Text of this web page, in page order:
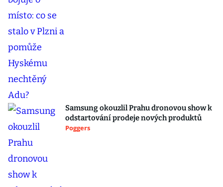
Samsung okouzlil Prahu dronovou show k
odstartování prodeje nových produktů
Poggers